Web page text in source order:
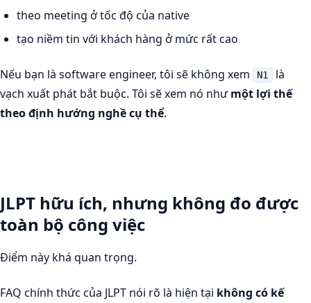
theo meeting ở tốc độ của native
tạo niềm tin với khách hàng ở mức rất cao
Nếu bạn là software engineer, tôi sẽ không xem N1
là
vạch xuất phát bắt buộc. Tôi sẽ xem nó nhưmột lợi thế
theo định hướng nghề cụ thể.
JLPT hữu ích, nhưng không đo được
toàn bộ công việc
Điểm này khá quan trọng.
FAQ chính thức của JLPT nói rõ là hiện tại không có kế